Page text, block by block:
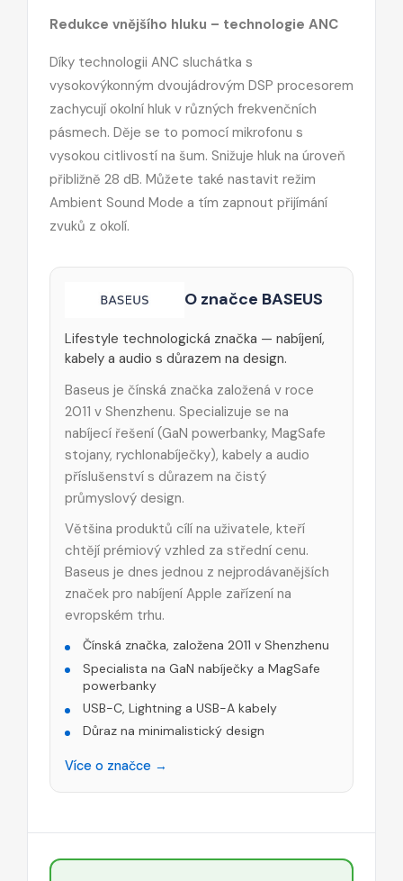
Redukce vnějšího hluku – technologie ANC
Díky technologii ANC sluchátka s
vysokovýkonným dvoujádrovým DSP procesorem
zachycují okolní hluk v různých frekvenčních
pásmech. Děje se to pomocí mikrofonu s
vysokou citlivostí na šum. Snižuje hluk na úroveň
přibližně 28 dB. Můžete také nastavit režim
Ambient Sound Mode a tím zapnout přijímání
zvuků z okolí.
O značce BASEUS
Lifestyle technologická značka — nabíjení,
kabely a audio s důrazem na design.
Baseus je čínská značka založená v roce
2011 v Shenzhenu. Specializuje se na
nabíjecí řešení (GaN powerbanky, MagSafe
stojany, rychlonabíječky), kabely a audio
příslušenství s důrazem na čistý
průmyslový design.
Většina produktů cílí na uživatele, kteří
chtějí prémiový vzhled za střední cenu.
Baseus je dnes jednou z nejprodávanějších
značek pro nabíjení Apple zařízení na
evropském trhu.
Čínská značka, založena 2011 v Shenzhenu
Specialista na GaN nabíječky a MagSafe
powerbanky
USB-C, Lightning a USB-A kabely
Důraz na minimalistický design
Více o značce →